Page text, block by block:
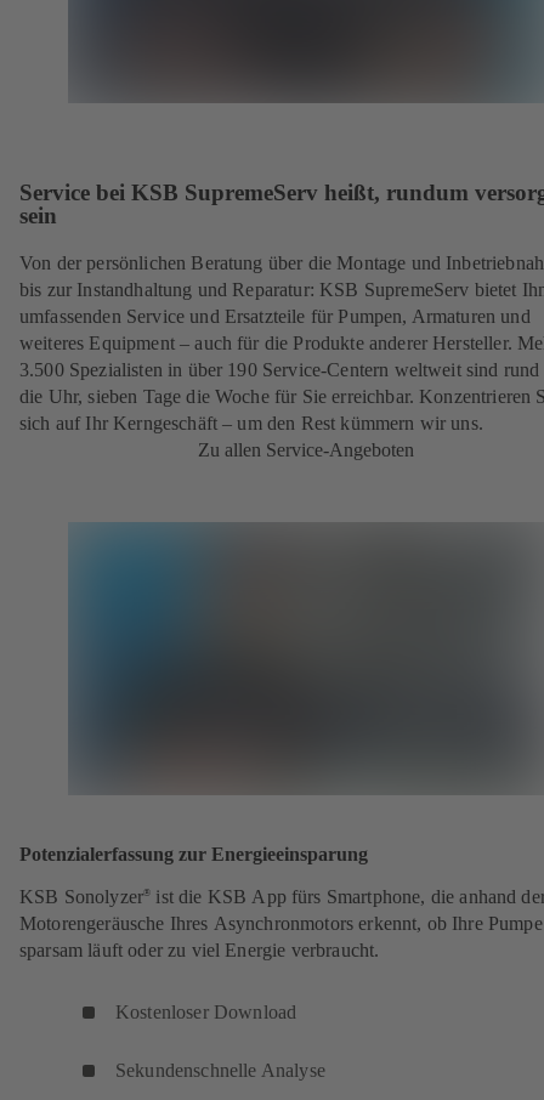
Service bei KSB SupremeServ heißt, rundum
sein
Von der persönlichen Beratung über die Montage und
bis zur Instandhaltung und Reparatur: KSB SupremeServ bietet
umfassenden Service und Ersatzteile für Pumpen, Armaturen und
weiteres Equipment – auch für die Produkte anderer Hersteller.
3.500 Spezialisten in über 190 Service-Centern weltweit sind rund
die Uhr, sieben Tage die Woche für Sie erreichbar. Konzentrieren
sich auf Ihr Kerngeschäft – um den Rest kümmern wir uns.
Zu allen Service-Angeboten
Potenzialerfassung zur Energieeinsparung
KSB Sonolyzer®
ist die KSB App fürs Smartphone, die anhand
Motorengeräusche Ihres Asynchronmotors erkennt, ob Ihre Pumpe
sparsam läuft oder zu viel Energie verbraucht.
Kostenloser Download
Sekundenschnelle Analyse